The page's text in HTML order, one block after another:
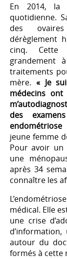
En 2014, la
quotidienne.
des
dérèglement
cinq. Cette
grandement
traitements
mère. « Je
médecins
des
jeune femme
Pour avoir un
une
après 34
connaître les
médical. Elle
une crise
autour du
formés à cette